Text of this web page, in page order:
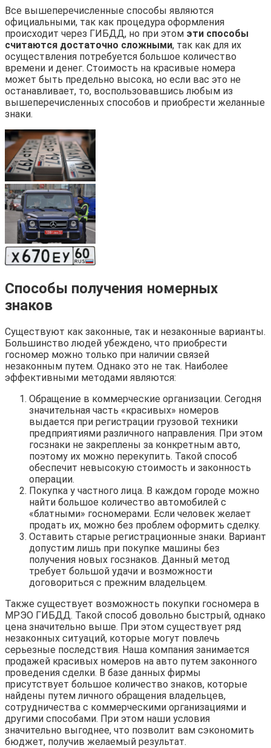
Все вышеперечисленные способы являются
официальными, так как процедура оформления
происходит через ГИБДД, но при этом эти способы
считаются достаточно сложными, так как для их
осуществления потребуется большое количество
времени и денег. Стоимость на красивые номера
может быть предельно высока, но если вас это не
останавливает, то, воспользовавшись любым из
вышеперечисленных способов и приобрести желанные
знаки.
Способы получения номерных
знаков
Существуют как законные, так и незаконные варианты.
Большинство людей убеждено, что приобрести
госномер можно только при наличии связей
незаконным путем. Однако это не так. Наиболее
эффективными методами являются:
Обращение в коммерческие организации. Сегодня
значительная часть «красивых» номеров
выдается при регистрации грузовой техники
предприятиями различного направления. При этом
госзнаки не закреплены за конкретным авто,
поэтому их можно перекупить. Такой способ
обеспечит невысокую стоимость и законность
операции.
Покупка у частного лица. В каждом городе можно
найти большое количество автомобилей с
«блатными» госномерами. Если человек желает
продать их, можно без проблем оформить сделку.
Оставить старые регистрационные знаки. Вариант
допустим лишь при покупке машины без
получения новых госзнаков. Данный метод
требует большой удачи и возможности
договориться с прежним владельцем.
Также существует возможность покупки госномера в
МРЭО ГИБДД. Такой способ довольно быстрый, однако
цена значительно выше. При этом существует ряд
незаконных ситуаций, которые могут повлечь
серьезные последствия. Наша компания занимается
продажей красивых номеров на авто путем законного
проведения сделки. В базе данных фирмы
присутствует большое количество знаков, которые
найдены путем личного обращения владельцев,
сотрудничества с коммерческими организациями и
другими способами. При этом наши условия
значительно выгоднее, что позволит вам сэкономить
бюджет, получив желаемый результат.